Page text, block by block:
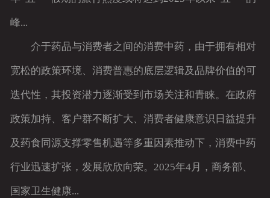
峰...
介于药品与消费者之间的消费中药，由于拥有相对
宽松的政策环境、消费普惠的底层逻辑及品牌价值的可
迭代性，其投资潜力逐渐受到市场关注和青睐。在政府
政策加持、客户群不断扩大、消费者健康意识日益提升
及药食同源支撑零售机遇等多重因素推动下，消费中药
行业迅速扩张，发展欣欣向荣。2025年4月，商务部、
国家卫生健康...